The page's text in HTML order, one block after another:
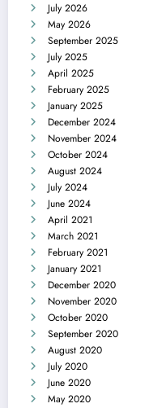
July 2026
May 2026
September 2025
July 2025
April 2025
February 2025
January 2025
December 2024
November 2024
October 2024
August 2024
July 2024
June 2024
April 2021
March 2021
February 2021
January 2021
December 2020
November 2020
October 2020
September 2020
August 2020
July 2020
June 2020
May 2020